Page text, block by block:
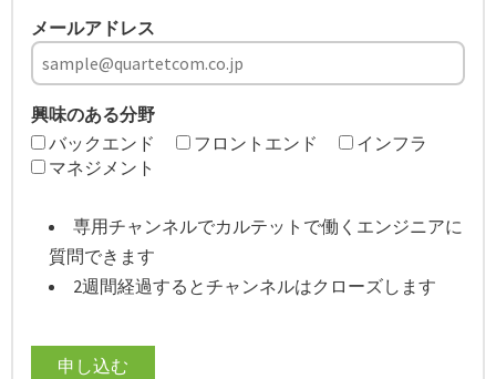
メールアドレス
興味のある分野
バックエンド
フロントエンド
インフラ
マネジメント
専用チャンネルでカルテットで働くエンジニアに
質問できます
2週間経過するとチャンネルはクローズします
申し込む